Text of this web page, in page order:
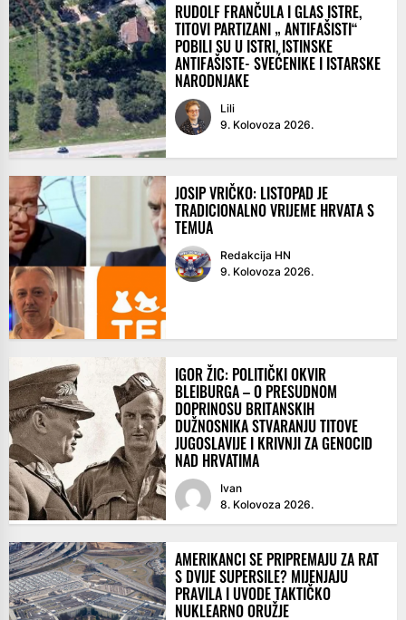
RUDOLF FRANČULA I GLAS ISTRE,
TITOVI PARTIZANI „ ANTIFAŠISTI“
POBILI SU U ISTRI, ISTINSKE
ANTIFAŠISTE- SVEĆENIKE I ISTARSKE
NARODNJAKE
Lili
9. Kolovoza 2026.
JOSIP VRIČKO: LISTOPAD JE
TRADICIONALNO VRIJEME HRVATA S
TEMUA
Redakcija HN
9. Kolovoza 2026.
IGOR ŽIC: POLITIČKI OKVIR
BLEIBURGA – O PRESUDNOM
DOPRINOSU BRITANSKIH
DUŽNOSNIKA STVARANJU TITOVE
JUGOSLAVIJE I KRIVNJI ZA GENOCID
NAD HRVATIMA
Ivan
8. Kolovoza 2026.
AMERIKANCI SE PRIPREMAJU ZA RAT
S DVIJE SUPERSILE? MIJENJAJU
PRAVILA I UVODE TAKTIČKO
NUKLEARNO ORUŽJE